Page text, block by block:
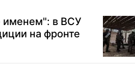
именем": в ВСУ
на фронте